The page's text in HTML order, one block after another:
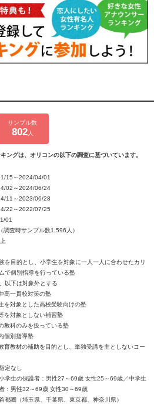
サンプル数
802人
ングは、オリコンの以下の調査に基づいています。
15～2024/04/01
02～2024/06/24
11～2023/06/28
22～2022/07/25
01
調査時サンプル数1,596人）
を目的とし、小学生を対象に一人一人に合わせたカリ
で個別指導を行っている塾
以下は対象外とする
高一貫校対策の塾
を対象とした高校受験向けの塾
を対象としない補習塾
教科のみを扱っている塾
個別指導塾
育教材の補助を目的とし、単独受講を主としないコー
定なし
学生の保護者：男性27～69歳 女性25～69歳／中学生
：男性32～69歳 女性30～69歳
都圏（埼玉県、千葉県、東京都、神奈川県）